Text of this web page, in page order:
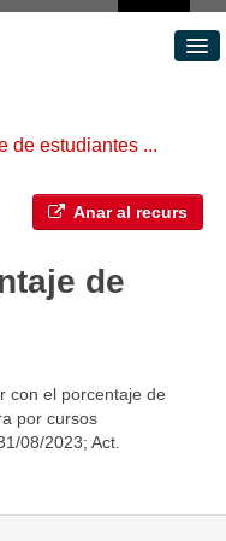
de estudiantes ...
Anar al recurs
de
con el porcentaje de
por cursos
08/2023; Act.